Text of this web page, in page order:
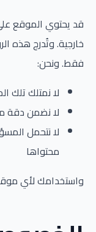
قد يحتوي الموقع
خارجية. وتُدرج هذه
فقط. ونحن:
لا نمتلك تلك
لا نضمن دقة
لا نتحمل
محتواها
واستخدامك لأي